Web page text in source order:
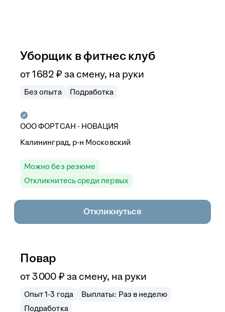
Уборщик в фитнес клуб
от1 682 ₽ за смену, на руки
Без опыта Подработка
ОООФОРТСАН - НОВАЦИЯ
Калининград, р-н Московский
Можно без резюме
Откликнитесь среди первых
Откликнуться
Повар
от3 000 ₽ за смену, на руки
Опыт 1-3 года
Выплаты: Раз в неделю
Подработка